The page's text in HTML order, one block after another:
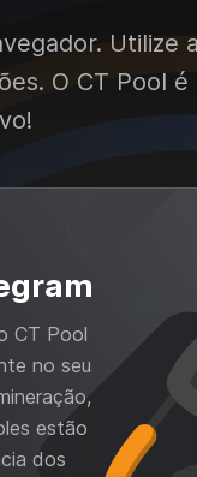
Utilize
O CT Pool
CT Pool
no seu
estão
dos